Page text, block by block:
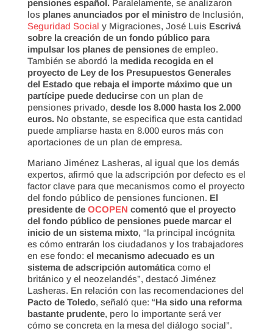
pensiones español.Paralelamente, se analizaron
losplanes anunciados por el ministrode Inclusión,
Seguridad Social y Migraciones, José Luis Escrivá
sobre la creación de un fondo público para
impulsar los planes de pensionesde empleo.
También se abordó la medida recogida en el
proyecto de Ley de los Presupuestos Generales
del Estado que rebaja el importe máximo que un
partícipe puede deducirsecon un plan de
pensiones privado, desde los 8.000 hasta los 2.000
euros.No obstante, se especifica que esta cantidad
puede ampliarse hasta en 8.000 euros más con
aportaciones de un plan de empresa.
Mariano Jiménez Lasheras, al igual que los demás
expertos, afirmó que la adscripción por defecto es el
factor clave para que mecanismos como el proyecto
del fondo público de pensiones funcionen. El
presidente de OCOPEN comentó que el proyecto
del fondo público de pensiones puede marcar el
inicio de un sistema mixto, “la principal incógnita
es cómo entrarán los ciudadanos y los trabajadores
en ese fondo: el mecanismo adecuado es un
sistema de adscripción automáticacomo el
británico y el neozelandés”, destacó Jiménez
Lasheras. En relación con las recomendaciones del
Pacto de Toledo, señaló que: “Ha sido una reforma
bastante prudente, pero lo importante será ver
cómo se concreta en la mesa del diálogo social”.